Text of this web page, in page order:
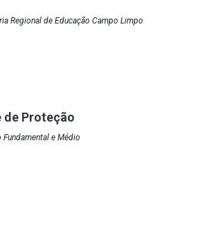
Regional de Educação Campo Limpo
de Proteção
e Médio